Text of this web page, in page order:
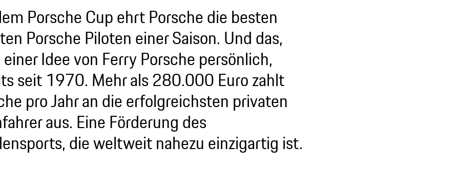
Porsche Cup ehrt Porsche die besten
Porsche Piloten einer Saison. Und das,
Idee von Ferry Porsche persönlich,
seit 1970. Mehr als 280.000 Euro zahlt
pro Jahr an die erfolgreichsten privaten
aus. Eine Förderung des
die weltweit nahezu einzigartig ist.